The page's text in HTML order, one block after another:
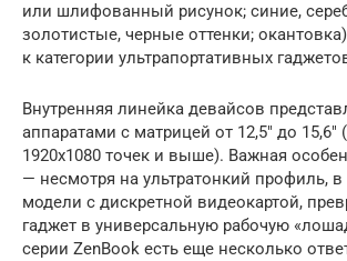
или шлифованный рисунок; синие,
золотистые, черные оттенки;
к категории ультрапортативных
Внутренняя линейка девайсов
аппаратами с матрицей от 12,5″ до 15,6″
1920х1080 точек и выше). Важная
— несмотря на ультратонкий профиль,
модели с дискретной видеокартой,
гаджет в универсальную рабочую
серии ZenBook есть еще несколько